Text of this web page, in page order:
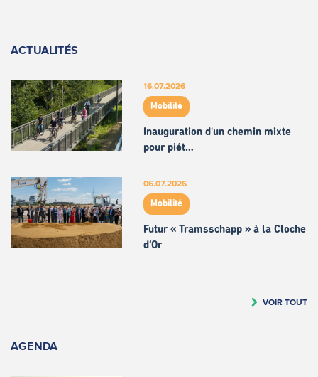
ACTUALITÉS
16.07.2026
Mobilité
Inauguration d'un chemin mixte
pour piét…
06.07.2026
Mobilité
Futur « Tramsschapp » à la Cloche
d’Or
VOIR TOUT
AGENDA